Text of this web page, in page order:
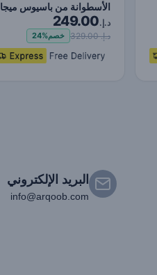
الأسطوانة من باسيوس ميجا
للطاقة (أسود)
د.إ.249.00
د.إ. 329.00 خصم24%
البريد الإلكتروني
info@arqoob.com